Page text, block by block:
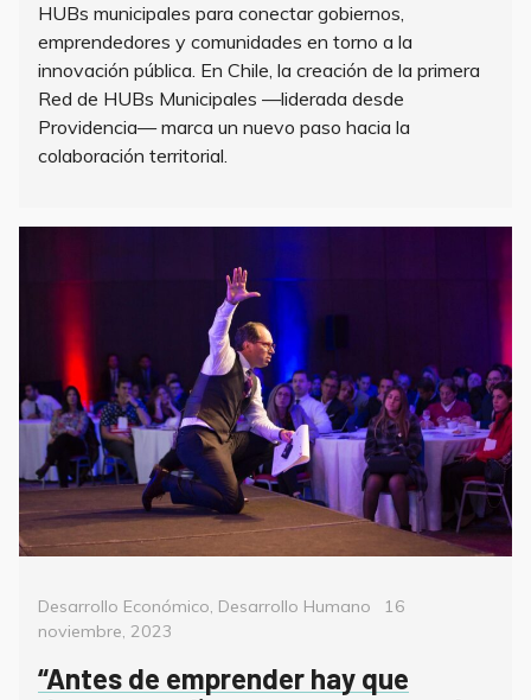
HUBs municipales para conectar gobiernos,
emprendedores y comunidades en torno a la
innovación pública. En Chile, la creación de la primera
Red de HUBs Municipales —liderada desde
Providencia— marca un nuevo paso hacia la
colaboración territorial.
Categorías
Desarrollo Económico Desarrollo Humano
Posted
16
noviembre, 2023
“Antes de emprender hay que